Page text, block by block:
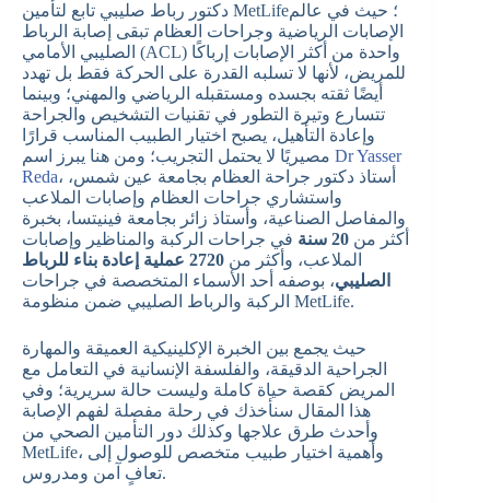
دكتور رباط صليبي تابع لتأمين MetLife؛ حيث في عالم
الإصابات الرياضية وجراحات العظام تبقى إصابة الرباط
الصليبي الأمامي (ACL) واحدة من أكثر الإصابات إرباكًا
للمريض، لأنها لا تسلبه القدرة على الحركة فقط بل تهدد
أيضًا ثقته بجسده ومستقبله الرياضي والمهني؛ وبينما
تتسارع وتيرة التطور في تقنيات التشخيص والجراحة
وإعادة التأهيل، يصبح اختيار الطبيب المناسب قرارًا
Dr Yasser
Reda، أستاذ دكتور جراحة العظام بجامعة عين شمس،
واستشاري جراحات العظام وإصابات الملاعب
والمفاصل الصناعية، وأستاذ زائر بجامعة فينيتسا، بخبرة
أكثر من 20 سنة
في جراحات الركبة والمناظير وإصابات
الملاعب، وأكثر من
2720 عملية إعادة بناء للرباط
الصليبي، بوصفه أحد الأسماء المتخصصة في جراحات
الركبة والرباط الصليبي ضمن منظومة MetLife.
حيث يجمع بين الخبرة الإكلينيكية العميقة والمهارة
الجراحية الدقيقة، والفلسفة الإنسانية في التعامل مع
المريض كقصة حياة كاملة وليست حالة سريرية؛ وفي
هذا المقال سنأخذك في رحلة مفصلة لفهم الإصابة
وأحدث طرق علاجها وكذلك دور التأمين الصحي من
MetLife، وأهمية اختيار طبيب متخصص للوصول إلى
تعافٍ آمن ومدروس.